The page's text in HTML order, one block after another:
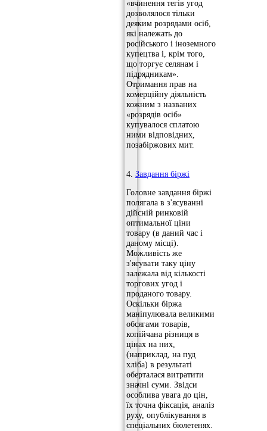
«вчинення тегів угод
дозволялося тільки
деяким розрядами осіб,
які належать до
російського і іноземного
купецтва і, крім того,
що торгує селянам і
підрядникам».
Отримання прав на
комерційну діяльність
кожним з названих
«розрядів осіб»
купувалося сплатою
ними відповідних,
позабіржових мит.
4. Завдання біржі
Головне завдання біржі
полягала в з'ясуванні
дійсній ринковій
оптимальної ціни
товару (в даний час і
даному місці).
Можливість же
з'ясувати таку ціну
залежала від кількості
торгових угод і
проданого товару.
Оскільки біржа
маніпулювала великими
обсягами товарів,
копійчана різниця в
цінах на них,
(наприклад, на пуд
хліба) в результаті
оберталася витратити
значні суми. Звідси
особлива увага до цін,
їх точна фіксація, аналіз
руху, опублікування в
спеціальних бюлетенях.